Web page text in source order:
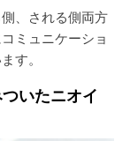
、される側両方
ミュニケーショ
す。
いたニオイ